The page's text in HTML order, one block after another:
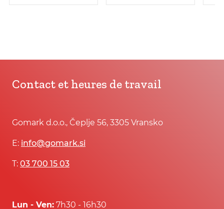
XTREMSPEED 400
Contact et heures de travail
Gomark d.o.o., Čeplje 56, 3305 Vransko
E: info@gomark.si
T: 03 700 15 03
Lun - Ven: 7h30 - 16h30